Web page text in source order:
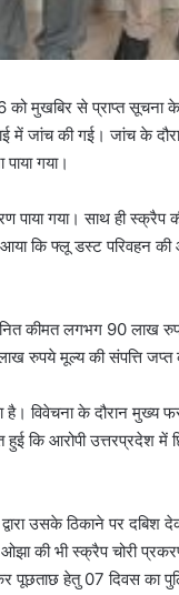
को मुखबिर से प्राप्त सूचना
जांच की गई। जांच के
गया।
पाया गया। साथ ही स्क्रैप
कि फ्लू डस्ट परिवहन की
कीमत लगभग 90 लाख
रुपये मूल्य की संपत्ति जप्त
है। विवेचना के दौरान मुख्य
हुई कि आरोपी उत्तरप्रदेश
उसके ठिकाने पर दबिश
की भी स्क्रैप चोरी
पूछताछ हेतु 07 दिवस का